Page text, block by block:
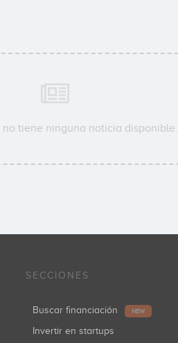
no tiene ninguna noticia disponible.
SECCIONES
Buscar financiación NEW
Invertir en startups